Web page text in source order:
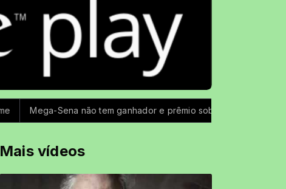
Mega-Sena não tem ganhador e prêmio sobe para R$ 150 milhões
Mais vídeos